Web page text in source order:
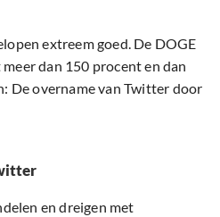
extreem goed. De DOGE
dan 150 procent en dan
De overname van Twitter door
en dreigen met